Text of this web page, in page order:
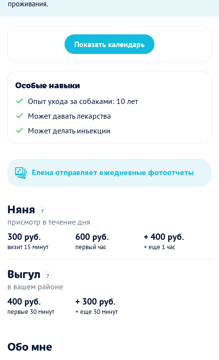
проживания.
Показать календарь
Особые навыки
Опыт ухода за собаками: 10 лет
Может давать лекарства
Может делать инъекции
Елена отправляет ежедневные фотоотчеты
Няня ?
присмотр в течение дня
300 руб.
визит 15 минут
600 руб.
первый час
+ 400 руб.
+ еще 1 час
Выгул ?
в вашем районе
400 руб.
первые 30 минут
+ 300 руб.
+ еще 30 минут
Обо мне